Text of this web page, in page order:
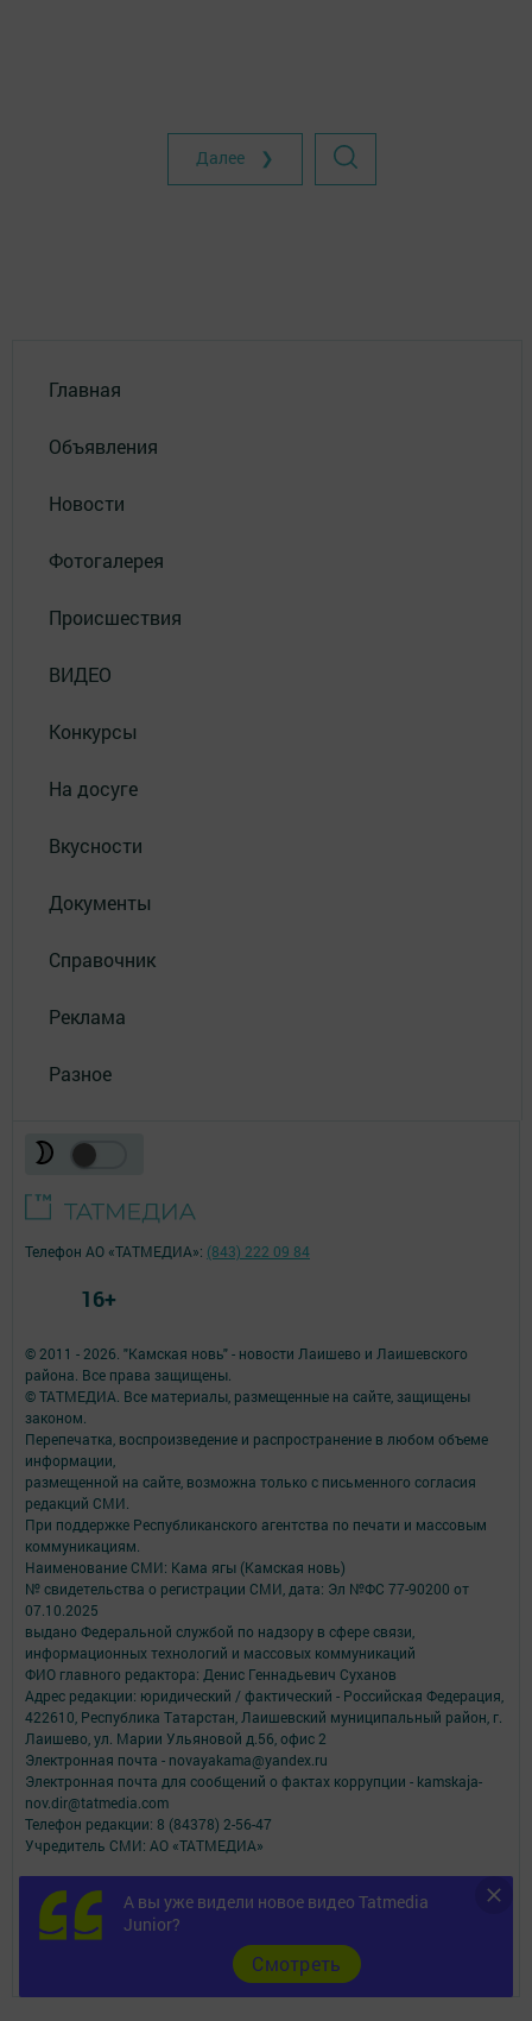
Далее ❯
Главная
Объявления
Новости
Фотогалерея
Происшествия
ВИДЕО
Конкурсы
На досуге
Вкусности
Документы
Справочник
Реклама
Разное
А вы уже видели новое видео Tatmedia
Junior?
Cмотреть
© 2011 - 2026. "Камская новь" - новости Лаишево и Лаишевского
района. Все права защищены.
© ТАТМЕДИА. Все материалы, размещенные на сайте, защищены
законом.
Перепечатка, воспроизведение и распространение в любом объеме
информации,
размещенной на сайте, возможна только с письменного согласия
редакций СМИ.
При поддержке Республиканского агентства по печати и массовым
коммуникациям.
Наименование СМИ: Кама ягы (Камская новь)
№ свидетельства о регистрации СМИ, дата: Эл №ФC 77-90200 от
07.10.2025
выдано Федеральной службой по надзору в сфере связи,
информационных технологий и массовых коммуникаций
ФИО главного редактора: Денис Геннадьевич Суханов
Адрес редакции: юридический / фактический - Российская Федерация,
422610, Республика Татарстан, Лаишевский муниципальный район, г.
Лаишево, ул. Марии Ульяновой д.56, офис 2
Электронная почта - novayakama@yandex.ru
Электронная почта для сообщений о фактах коррупции - kamskaja-
nov.dir@tatmedia.com
Телефон редакции: 8 (84378) 2-56-47
Учредитель СМИ: АО «ТАТМЕДИА»
Антикоррупционная политика
АО «ТАТМЕДИА» использует «cookie»для персонализации сервисов и
удобства пользователей сайтом.
Использование «cookie» можно отменить в настройках браузера.
Политика конфиденциальности
Телефон АО «ТАТМЕДИА»: (843) 222 09 84
16+